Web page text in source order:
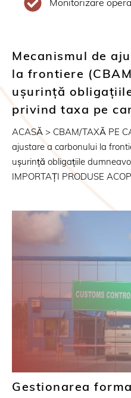
Monitorizare
Mecanismul de
la frontiere
ușurință
privind taxa pe
ACASĂ > CBAM/TAXĂ PE
ajustare a carbonului la
ușurință obligațiile
IMPORTAȚI PRODUSE
Gestionarea